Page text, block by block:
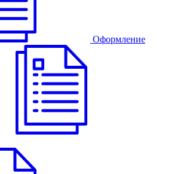
Оформление